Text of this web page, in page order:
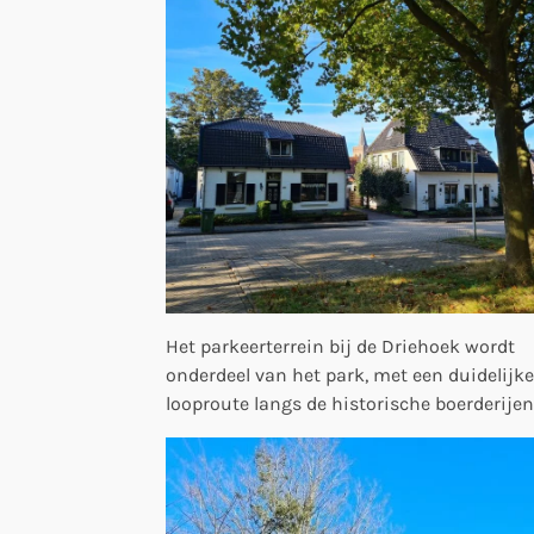
Het parkeerterrein bij de Driehoek wordt
onderdeel van het park, met een
looproute langs de historische